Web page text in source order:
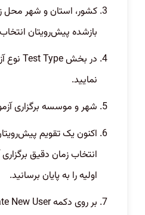
کشور، استان و شهر محل
باز‌شده پیش‌رویتان
در بخشTest Type نوع
نمایید.
شهر و موسسه برگزاری
اکنون یک تقویم
انتخاب زمان دقیق
اولیه را به پایان برسانید.